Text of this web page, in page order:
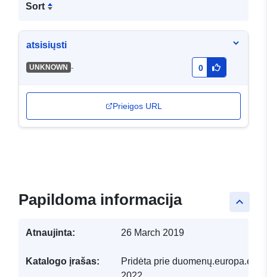
Sort
atsisiųsti
UNKNOWN - 0
Prieigos URL
keyboard_arrow_up
Papildoma informacija
Atnaujinta: 26 March 2019
Katalogo įrašas: Pridėta prie duomenų.europa.eu: